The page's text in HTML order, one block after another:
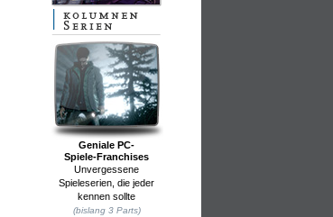
Geniale PC-
Spiele-Franchises
Unvergessene
Spieleserien, die jeder
kennen sollte
(bislang 3 Parts)